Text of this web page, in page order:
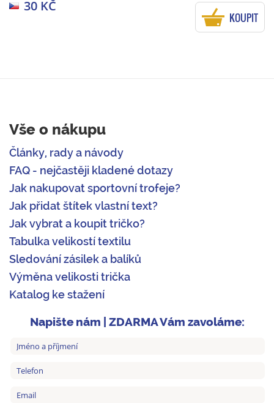
30 KČ
KOUPIT
Vše o nákupu
Články, rady a návody
FAQ - nejčastěji kladené dotazy
Jak nakupovat sportovní trofeje?
Jak přidat štítek vlastní text?
Jak vybrat a koupit tričko?
Tabulka velikostí textilu
Sledování zásilek a balíků
Výměna velikosti trička
Katalog ke stažení
Napište nám | ZDARMA Vám zavoláme: